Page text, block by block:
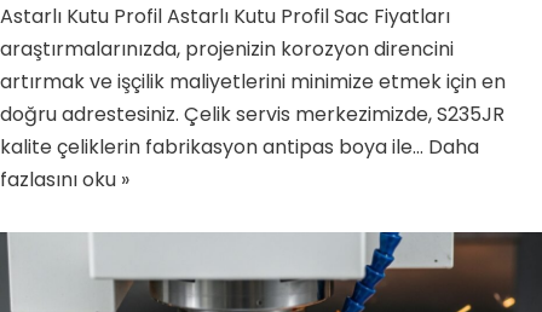
Astarlı Kutu Profil Astarlı Kutu Profil Sac Fiyatları
araştırmalarınızda, projenizin korozyon direncini
artırmak ve işçilik maliyetlerini minimize etmek için en
doğru adrestesiniz. Çelik servis merkezimizde, S235JR
kalite çeliklerin fabrikasyon antipas boya ile… Daha
fazlasını oku »